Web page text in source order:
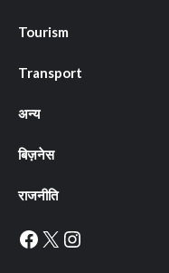
Tourism
Transport
अन्य
बिज़नेस
राजनीति
Facebook
X Instagram